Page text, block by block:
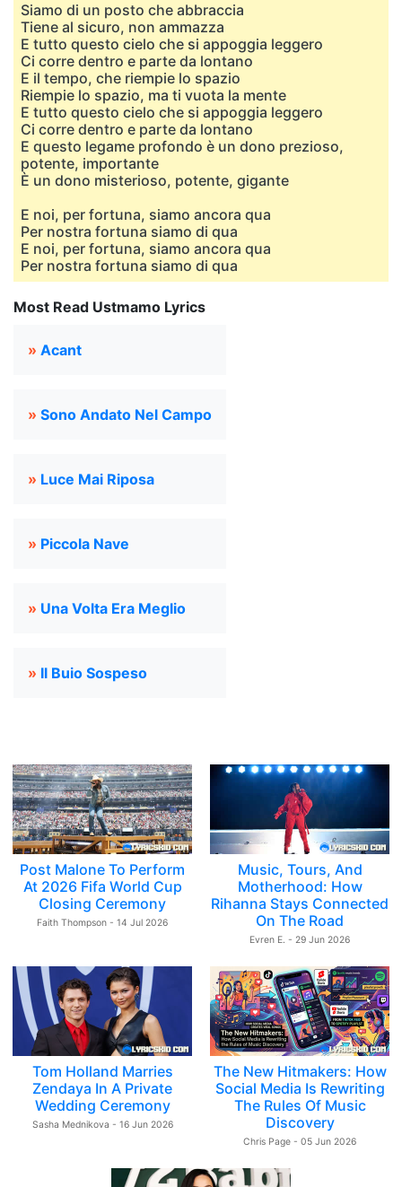
Siamo di un posto che abbraccia
Tiene al sicuro, non ammazza
E tutto questo cielo che si appoggia leggero
Ci corre dentro e parte da lontano
E il tempo, che riempie lo spazio
Riempie lo spazio, ma ti vuota la mente
E tutto questo cielo che si appoggia leggero
Ci corre dentro e parte da lontano
E questo legame profondo è un dono prezioso,
potente, importante
È un dono misterioso, potente, gigante
E noi, per fortuna, siamo ancora qua
Per nostra fortuna siamo di qua
E noi, per fortuna, siamo ancora qua
Per nostra fortuna siamo di qua
Most Read Ustmamo Lyrics
» Acant
» Sono Andato Nel Campo
» Luce Mai Riposa
» Piccola Nave
» Una Volta Era Meglio
» Il Buio Sospeso
Post Malone To Perform
At 2026 Fifa World Cup
Closing Ceremony
Faith Thompson - 14 Jul 2026
Music, Tours, And
Motherhood: How
Rihanna Stays Connected
On The Road
Evren E. - 29 Jun 2026
Tom Holland Marries
Zendaya In A Private
Wedding Ceremony
Sasha Mednikova - 16 Jun 2026
The New Hitmakers: How
Social Media Is Rewriting
The Rules Of Music
Discovery
Chris Page - 05 Jun 2026